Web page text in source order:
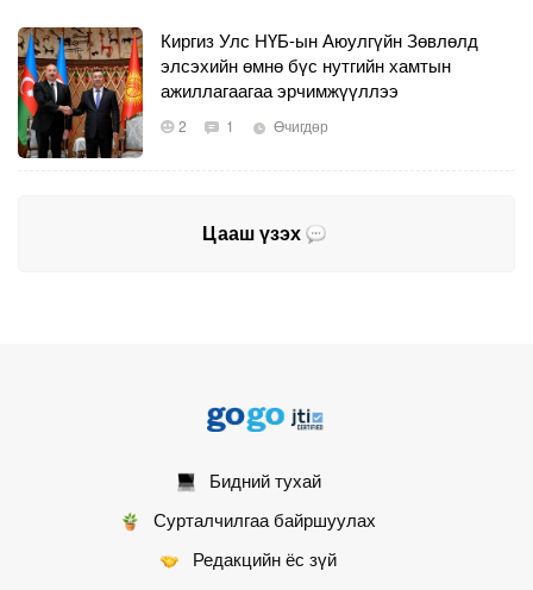
Киргиз Улс НҮБ-ын Аюулгүйн Зөвлөлд
элсэхийн өмнө бүс нутгийн хамтын
ажиллагаагаа эрчимжүүллээ
2 1 Өчигдөр
Цааш үзэх
Бидний тухай
Сурталчилгаа байршуулах
Редакцийн ёс зүй